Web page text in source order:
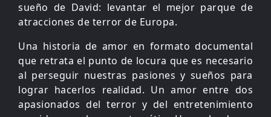
sueño de David: levantar el mejor parque de
atracciones de terror de Europa.
Una historia de amor en formato documental
que retrata el punto de locura que es necesario
al perseguir nuestras pasiones y sueños para
lograr hacerlos realidad. Un amor entre dos
apasionados del terror y del entretenimiento